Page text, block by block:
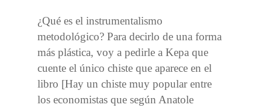
¿Qué es el instrumentalismo
metodológico? Para decirlo de una forma
más plástica, voy a pedirle a Kepa que
cuente el único chiste que aparece en el
libro [Hay un chiste muy popular entre
los economistas que según Anatole